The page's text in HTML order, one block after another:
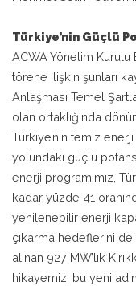
Türkiye’nin Güçlü
ACWA Yönetim Kurulu
törene ilişkin şunları
Anlaşması Temel
olan ortaklığında
Türkiye’nin temiz
yolundaki güçlü
enerji programımız,
kadar yüzde 41
yenilenebilir enerji
çıkarma hedeflerini
alınan 927 MW’lık
hikayemiz, bu yeni